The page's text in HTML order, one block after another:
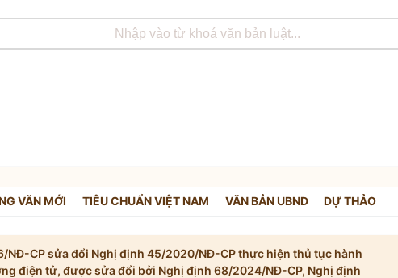
VĂN MỚI TIÊU CHUẨN VIỆT NAM VĂN BẢN UBND DỰ THẢO
NĐ-CP sửa đổi Nghị định 45/2020/NĐ-CP thực hiện thủ tục hành
điện tử, được sửa đổi bởi Nghị định 68/2024/NĐ-CP, Nghị định